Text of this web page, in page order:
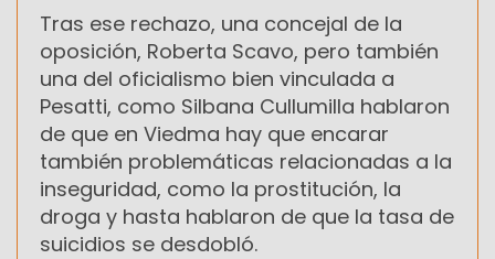
Tras ese rechazo, una concejal de la
oposición, Roberta Scavo, pero también
una del oficialismo bien vinculada a
Pesatti, como Silbana Cullumilla hablaron
de que en Viedma hay que encarar
también problemáticas relacionadas a la
inseguridad, como la prostitución, la
droga y hasta hablaron de que la tasa de
suicidios se desdobló.